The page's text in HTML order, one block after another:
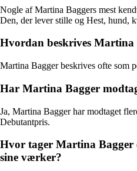
Nogle af Martina Baggers mest
Den, der lever stille og Hest, hund,
Hvordan beskrives Martina
Martina Bagger beskrives ofte som
Har Martina Bagger
Ja, Martina Bagger har modtaget
Debutantpris.
Hvor tager Martina
sine værker?